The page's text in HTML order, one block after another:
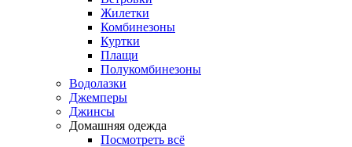
Жилетки
Комбинезоны
Куртки
Плащи
Полукомбинезоны
Водолазки
Джемперы
Джинсы
Домашняя одежда
Посмотреть всё